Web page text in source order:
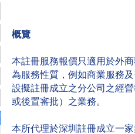
概覽
本註冊服務報價只適用於外
為服務性質，例如商業服務
設擬註冊成立之分公司之經
或後置審批）之業務。
本所代理於深圳註冊成立一